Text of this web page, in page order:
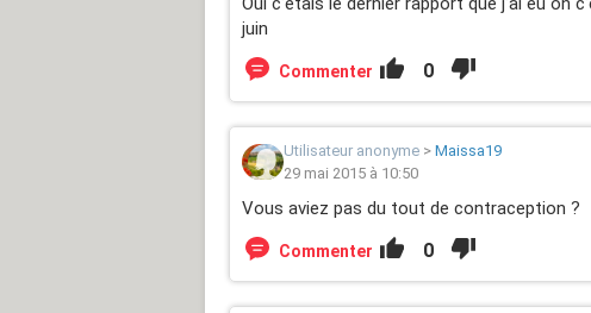
juin
Commenter 0
Utilisateur anonyme > Maissa19
29 mai 2015 à 10:50
Vous aviez pas du tout de contraception ?
Commenter 0